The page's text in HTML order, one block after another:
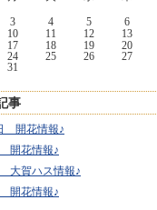
3 4 5 6
10 11 12 13
17 18 19 20
24 25 26 27
31
事
開花情報♪
開花情報♪
大賀ハス情報♪
開花情報♪